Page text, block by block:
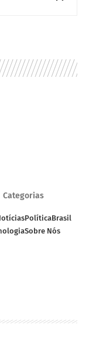
Categorias
PolíticaBrasil
Sobre Nós